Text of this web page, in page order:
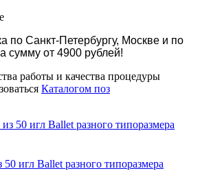
по Санкт-Петербургу, Москве и по
сумму от 4900 рублей!
работы и качества процедуры
Каталогом поз
игл Ballet разного типоразмера